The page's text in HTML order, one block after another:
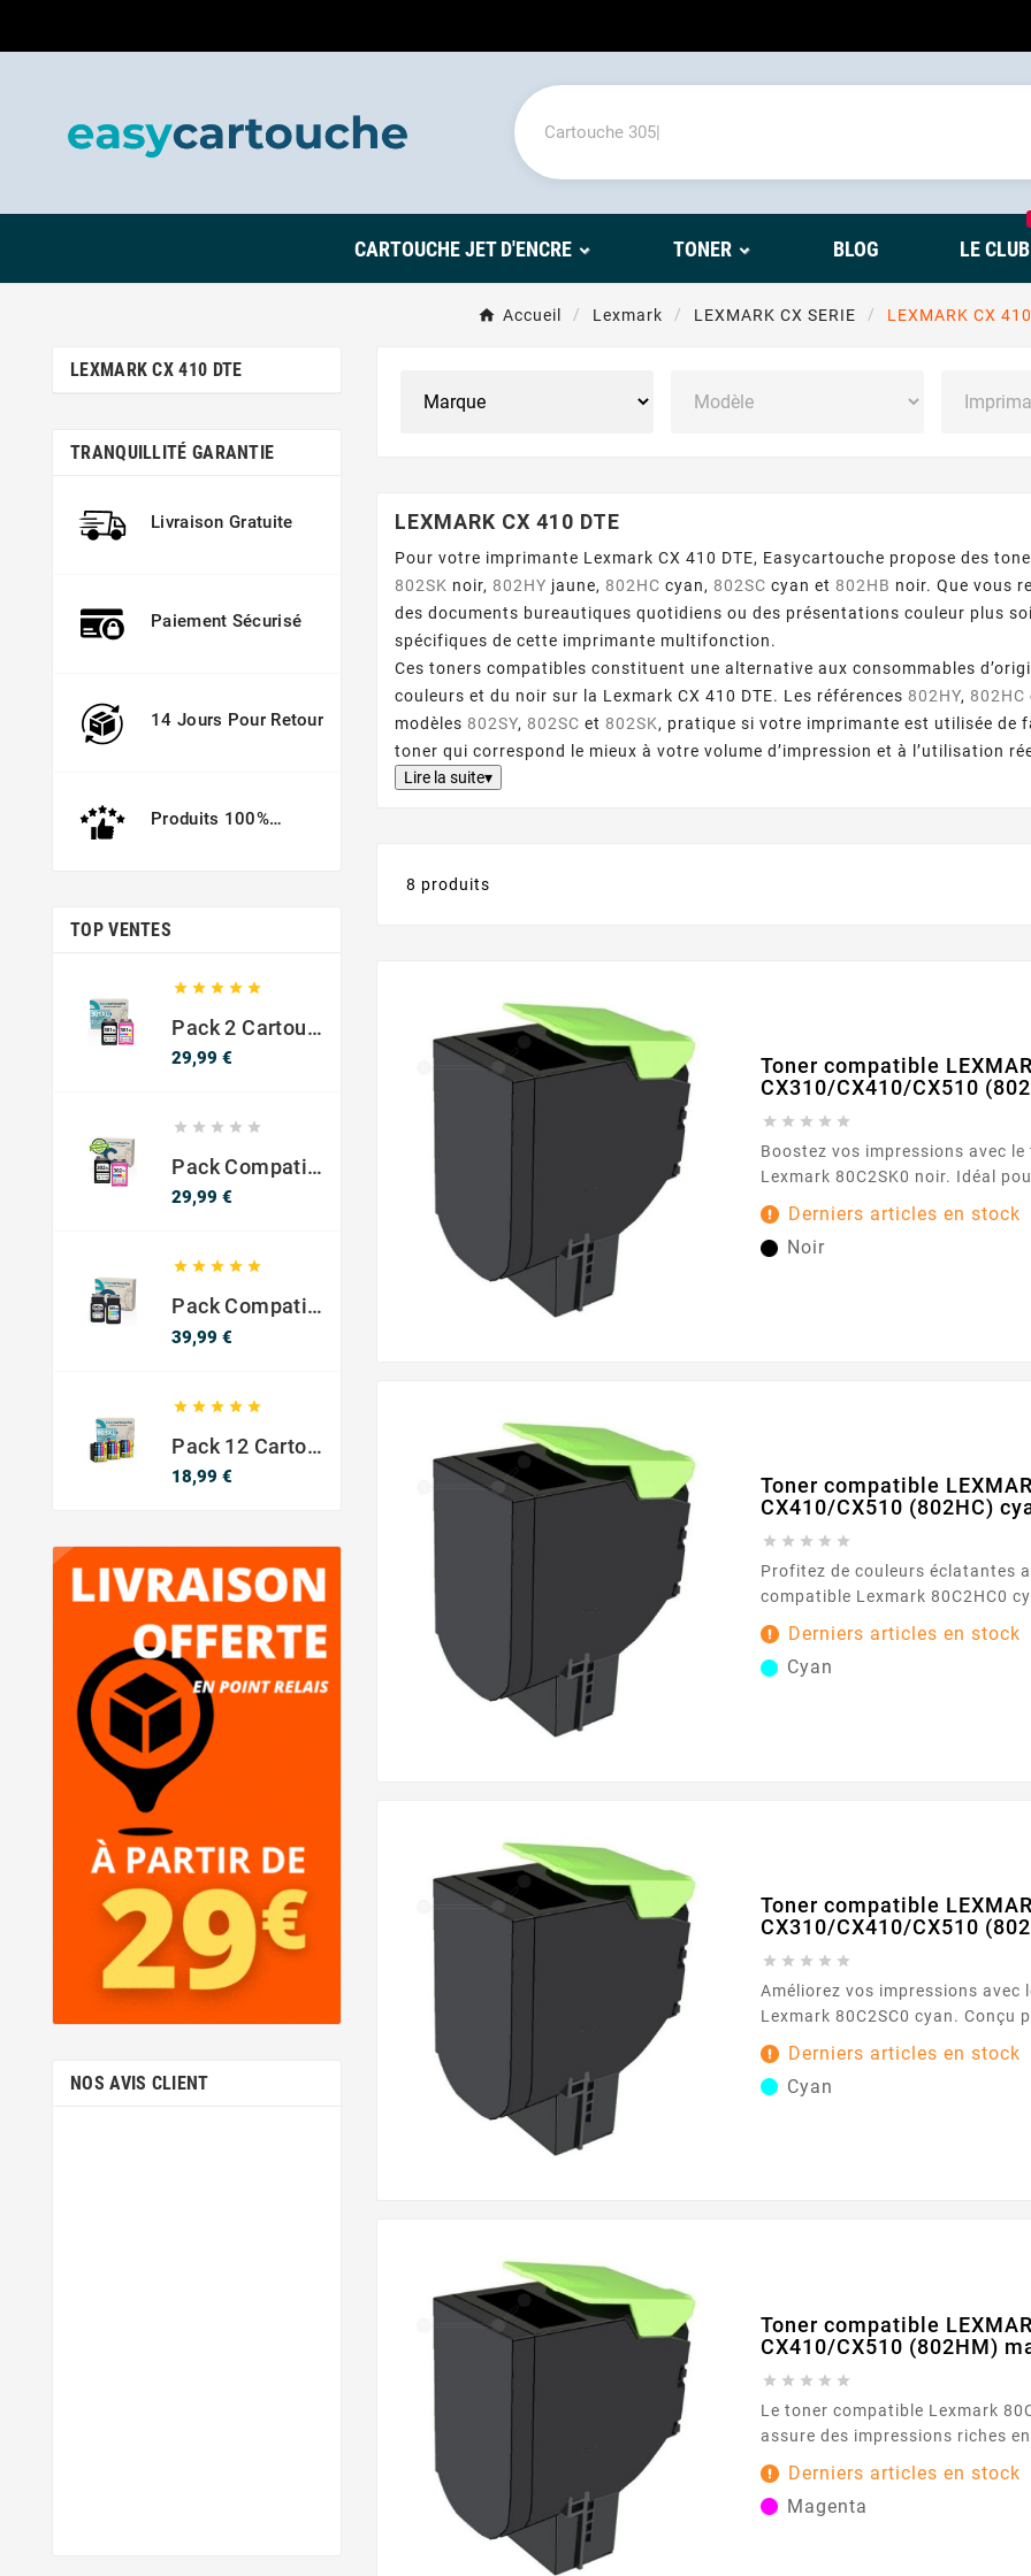
CARTOUCHE JET D'ENCRE TONER BLOG LE CLUB
Accueil Lexmark LEXMARK CX SERIE LEXMARK CX
LEXMARK CX 410 DTE
TRANQUILLITÉ GARANTIE
Livraison Gratuite
Paiement Sécurisé
14 Jours Pour Retour
Produits 100%
TOP VENTES
    
Pack 2 Cartouches Compatible Avec HP 301 XL Noir Et Couleur
29,99 €
    
Pack Compatible Avec HP 302 XL Noir Et Couleur - SANS NIVEAU ENCRE
29,99 €
    
Pack Compatible Canon PG-540 XL / CL-541 XL – Noir & Couleur – Haute Capacité
39,99 €
    
Pack 12 Cartouches Compatible EPSON 603XL
18,99 €
NOS AVIS CLIENT
LEXMARK CX 410 DTE
Pour votre imprimante Lexmark CX 410 DTE, Easycartouche propose des
802SK noir, 802HY jaune, 802HC cyan, 802SC cyan et 802HB noir. Que vous
des documents bureautiques quotidiens ou des présentations couleur plus
spécifiques de cette imprimante multifonction.
Ces toners compatibles constituent une alternative aux consommables
couleurs et du noir sur la Lexmark CX 410 DTE. Les références 802HY, 802HC
modèles 802SY, 802SC et 802SK, pratique si votre imprimante est utilisée de
toner qui correspond le mieux à votre volume d’impression et à l’utilisation
Lire la suite▾
8 produits
Toner compatible
CX310/CX410/CX510
    
Boostez vos impressions avec
Lexmark 80C2SK0 noir. Idéal
professionnels, ce toner garantit
nettes et précises. Avec une
de 2500 pages, il assure des
Derniers articles en stock
Noir
Toner compatible
CX410/CX510 (802HC)
    
Profitez de couleurs éclatantes
compatible Lexmark 80C2HC0
des impressions vives, ce toner a
d'impression de 3000 pages. Caractéristiques
principales : Couleur : Cyan Capacité d'impression :
Derniers articles en stock
Cyan
Toner compatible
CX310/CX410/CX510
    
Améliorez vos impressions avec
Lexmark 80C2SC0 cyan. Conçu
impressions éclatantes, il
d'impression de 2000 pages. Caractéristiques
principales : Couleur : Cyan Capacité d'impression :
Derniers articles en stock
Cyan
Toner compatible
CX410/CX510 (802HM)
    
Le toner compatible Lexmark
assure des impressions riches
capacité d'impression de 3000
parfait pour les impressions
Caractéristiques principales : Couleur : Magenta
Derniers articles en stock
Magenta